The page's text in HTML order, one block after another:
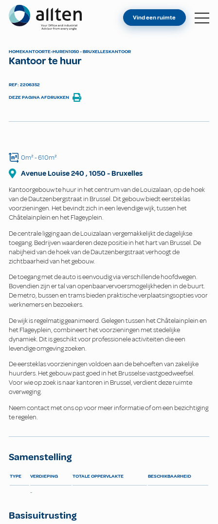
Allten
VIND EEN RUIMTE
Vind een ruimte
HOMEKANTOORTE-HUREN1050 - BRUXELLESKANTOOR
Kantoor te huur
REF: 2206352
DEZE PAGINA AFDRUKKEN
0m²- 610m²
Avenue Louise240 , 1050 -Bruxelles
Kantoorgebouw te huur in het centrum van de Louizalaan, op de hoek
van de Dautzenbergstraat in Brussel. Dit gebouw biedt eersteklas
voorzieningen. Het bevindt zich in een levendige wijk, tussen het
Châtelainplein en het Flageyplein.
De centrale ligging aan de Louizalaan vergemakkelijkt de dagelijkse
toegang. Bedrijven waarderen deze positie in het hart van Brussel. De
nabijheid van de hoek van de Dautzenbergstraat verhoogt de
zichtbaarheid van het gebouw.
De toegang met de auto is eenvoudig via verschillende hoofdwegen.
Bovendien zijn er tal van openbaarvervoersmogelijkheden in de buurt.
De metro, bussen en trams bieden praktische verplaatsingsopties voor
werknemers en bezoekers.
De wijk is regelmatig geanimeerd. Gelegen tussen het Châtelainplein en
het Flageyplein, combineert het voorzieningen met stedelijke
dynamiek. Dit is geschikt voor professionele activiteiten die een
levendige omgeving zoeken.
De eersteklas voorzieningen voldoen aan de behoeften van zakelijke
huurders. Het gebouw past goed in het Brusselse vastgoedweefsel.
Voor wie op zoek is naar kantoren in Brussel, verdient deze ruimte
overweging.
Neem contact met ons op voor meer informatie of om een bezichtiging
te regelen.
Samenstelling
TYPE VERDIEPING TOTALE OPPERVLAKTE BESCHIKBAARHEID
-
Basisuitrusting